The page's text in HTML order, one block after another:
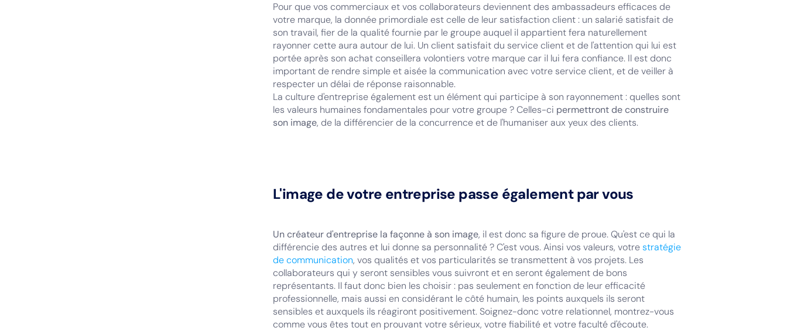
Pour que vos commerciaux et vos collaborateurs deviennent des ambassadeurs efficaces de
votre marque, la donnée primordiale est celle de leur satisfaction client : un salarié satisfait de
son travail, fier de la qualité fournie par le groupe auquel il appartient fera naturellement
rayonner cette aura autour de lui. Un client satisfait du service client et de l'attention qui lui est
portée après son achat conseillera volontiers votre marque car il lui fera confiance. Il est donc
important de rendre simple et aisée la communication avec votre service client, et de veiller à
respecter un délai de réponse raisonnable.
La culture d'entreprise également est un élément qui participe à son rayonnement : quelles sont
les valeurs humaines fondamentales pour votre groupe ? Celles-ci permettront de construire
son image, de la différencier de la concurrence et de l'humaniser aux yeux des clients.
L'image de votre entreprise passe également par vous
Un créateur d'entreprise la façonne à son image, il est donc sa figure de proue. Qu'est ce qui la
différencie des autres et lui donne sa personnalité ? C'est vous. Ainsi vos valeurs, votrestratégie
de communication, vos qualités et vos particularités se transmettent à vos projets. Les
collaborateurs qui y seront sensibles vous suivront et en seront également de bons
représentants. Il faut donc bien les choisir : pas seulement en fonction de leur efficacité
professionnelle, mais aussi en considérant le côté humain, les points auxquels ils seront
sensibles et auxquels ils réagiront positivement. Soignez-donc votre relationnel, montrez-vous
comme vous êtes tout en prouvant votre sérieux, votre fiabilité et votre faculté d'écoute.